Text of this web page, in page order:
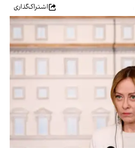
اشتراک‌گذاری